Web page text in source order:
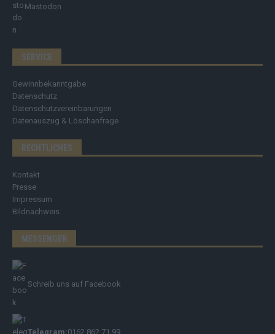
Mastodon
SERVICE
Gewinnbekanntgabe
Datenschutz
Datenschutzvereinbarungen
Datenauszug & Löschanfrage
RECHTLICHES
Kontakt
Presse
Impressum
Bildnachweis
MESSENGER
Schreib uns auf Facebook
Telegram:0162 862 71 99